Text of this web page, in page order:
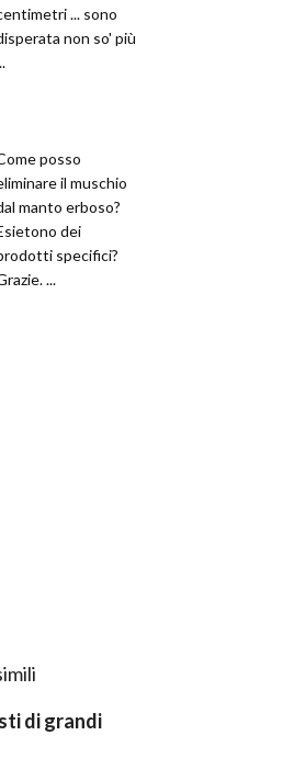
... sono
non so' più
posso
il muschio
manto erboso?
dei
specifici?
...
di grandi